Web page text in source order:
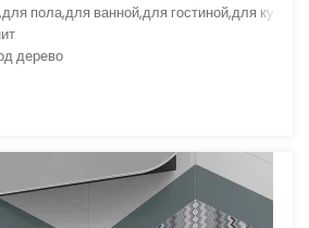
пола,для ванной,для гостиной,для кухни
дерево